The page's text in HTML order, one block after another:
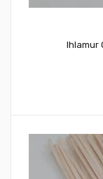
Ihlamur